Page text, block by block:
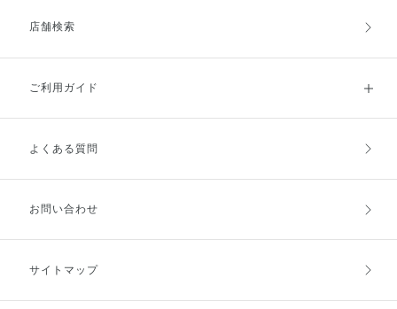
店舗検索
ご利用ガイド
ご利用ガイドトップ
お支払方法
キャンセル・返品・交換
よくある質問
お問い合わせ
サイトマップ